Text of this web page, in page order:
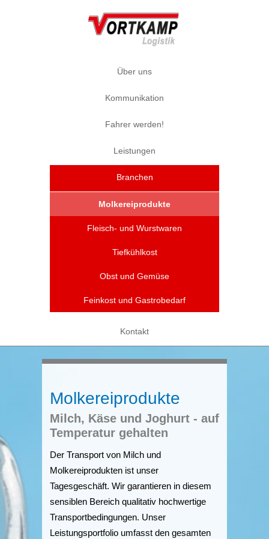
Über uns
Kommunikation
Fahrer werden!
Leistungen
Branchen
Molkereiprodukte
Fleisch- und Wurstwaren
Tiefkühlkost
Obst und Gemüse
Feinkost und Gastrobedarf
Kontakt
Molkereiprodukte
Milch, Käse und Joghurt - auf
Temperatur gehalten
Der Transport von Milch und
Molkereiprodukten ist unser
Tagesgeschäft. Wir garantieren in diesem
sensiblen Bereich qualitativ hochwertige
Transportbedingungen. Unser
Leistungsportfolio umfasst den gesamten